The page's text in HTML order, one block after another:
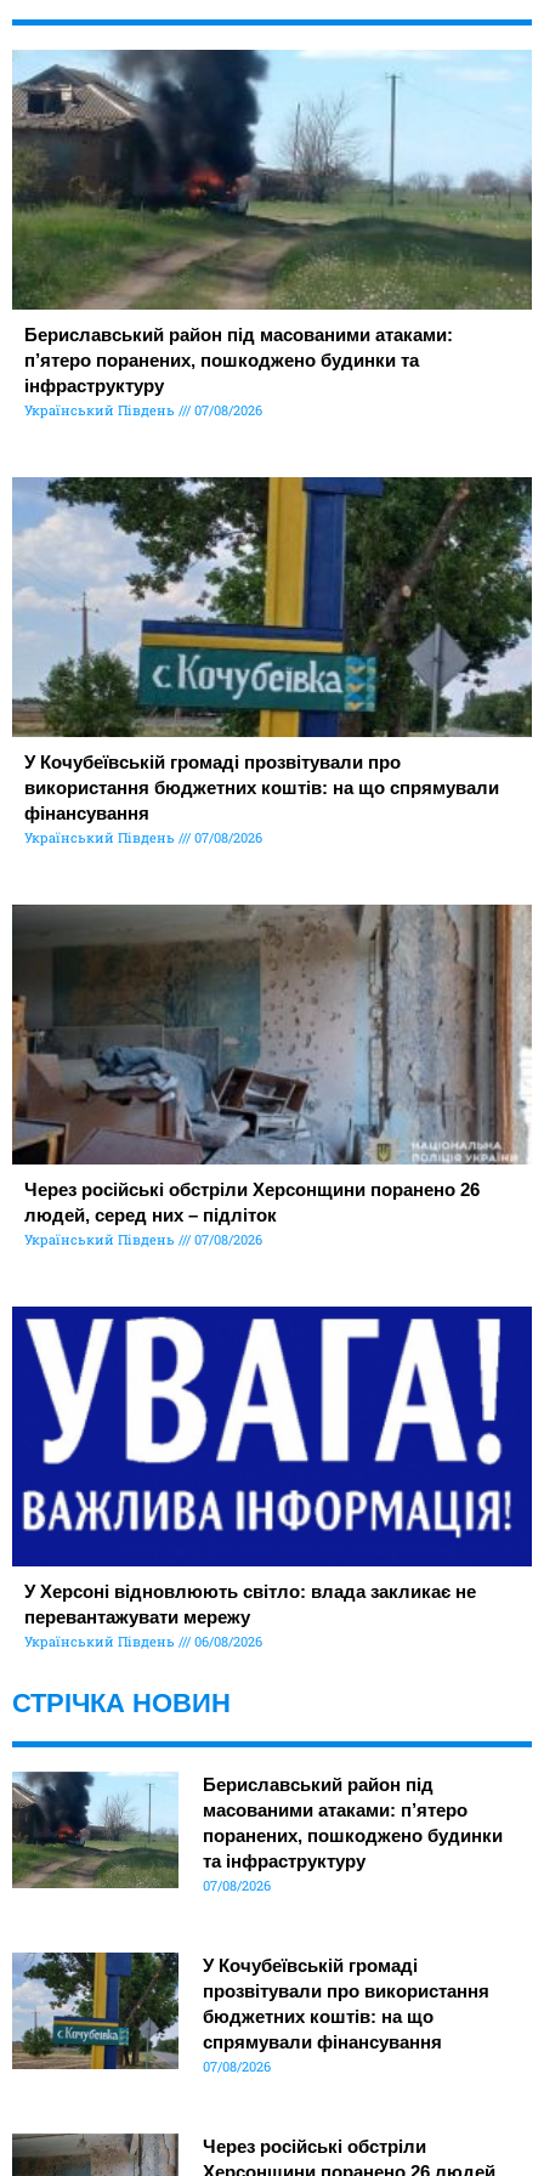
Бериславський район під масованими атаками:
п’ятеро поранених, пошкоджено будинки та
інфраструктуру
Український Південь 07/08/2026
У Кочубеївській громаді прозвітували про
використання бюджетних коштів: на що спрямували
фінансування
Український Південь 07/08/2026
Через російські обстріли Херсонщини поранено 26
людей, серед них – підліток
Український Південь 07/08/2026
У Херсоні відновлюють світло: влада закликає не
перевантажувати мережу
Український Південь 06/08/2026
СТРІЧКА НОВИН
Бериславський район під
масованими атаками: п’ятеро
поранених, пошкоджено будинки
та інфраструктуру
07/08/2026
У Кочубеївській громаді
прозвітували про використання
бюджетних коштів: на що
спрямували фінансування
07/08/2026
Через російські обстріли
Херсонщини поранено 26 людей,